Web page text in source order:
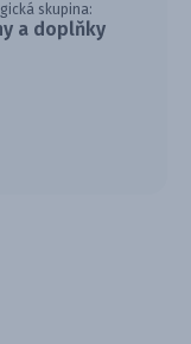
skupina:
a doplňky